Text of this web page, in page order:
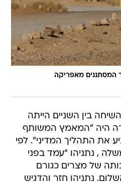
המסתננים מאפריקה
בין השניים הייתה
היה "המאמץ המשותף
את התהליך המדיני". לפי
, נתניהו "עמד בפני
של מצרים כגורם
נתניהו חזר והדגיש